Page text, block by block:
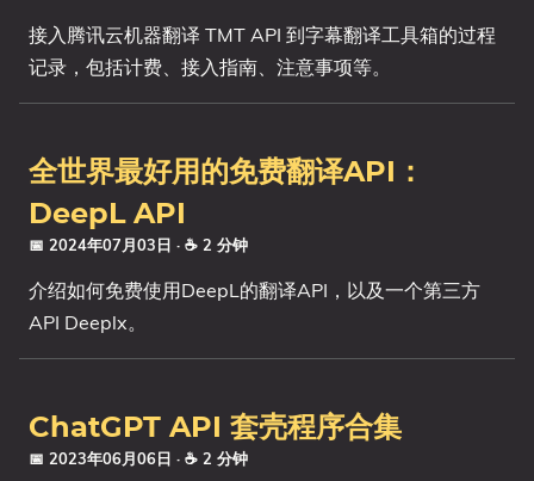
标签
分类
接入腾讯云机器翻译 TMT API 到字幕翻译工具箱的过程
记录，包括计费、接入指南、注意事项等。
全世界最好用的免费翻译API：
DeepL API
📅 2024年07月03日 · ☕ 2 分钟
介绍如何免费使用DeepL的翻译API，以及一个第三方
API Deeplx。
ChatGPT API 套壳程序合集
📅 2023年06月06日 · ☕ 2 分钟